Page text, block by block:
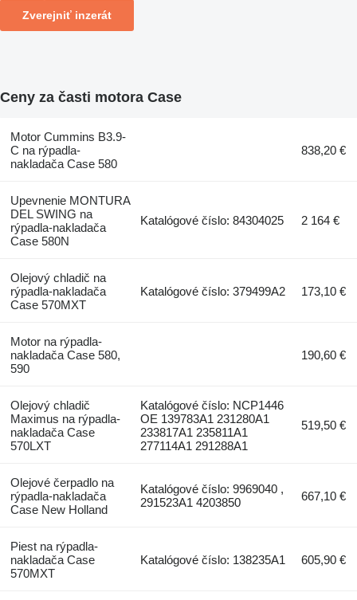
Zverejniť inzerát
Ceny za časti motora Case
Motor Cummins B3.9-
C na rýpadla-
nakladača Case 580
838,20 €
Upevnenie MONTURA
DEL SWING na
rýpadla-nakladača
Case 580N
Katalógové číslo: 84304025 2 164 €
Olejový chladič na
rýpadla-nakladača
Case 570MXT
Katalógové číslo: 379499A2 173,10 €
Motor na rýpadla-
nakladača Case 580,
590
190,60 €
Olejový chladič
Maximus na rýpadla-
nakladača Case
570LXT
Katalógové číslo: NCP1446
OE 139783A1 231280A1
233817A1 235811A1
277114A1 291288A1
519,50 €
Olejové čerpadlo na
rýpadla-nakladača
Case New Holland
Katalógové číslo: 9969040 ,
291523A1 4203850
667,10 €
Piest na rýpadla-
nakladača Case
570MXT
Katalógové číslo: 138235A1 605,90 €